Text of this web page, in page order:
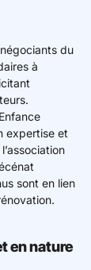
du
à
expertise et
sont en lien
en nature